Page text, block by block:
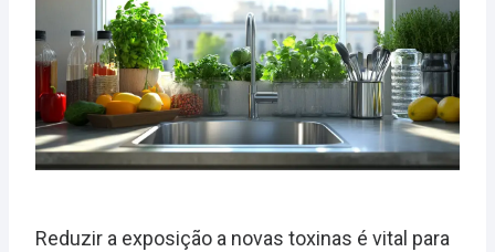
Reduzir a exposição a novas toxinas é vital para